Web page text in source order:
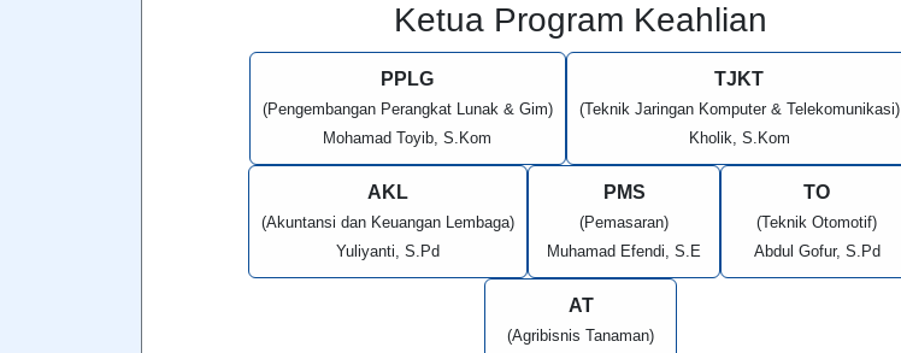
Ketua Program Keahlian
PPLG
(Pengembangan Perangkat Lunak & Gim)
Mohamad Toyib, S.Kom
TJKT
(Teknik Jaringan Komputer & Telekomunikasi)
Kholik, S.Kom
AKL
(Akuntansi dan Keuangan Lembaga)
Yuliyanti, S.Pd
PMS
(Pemasaran)
Muhamad Efendi, S.E
TO
(Teknik Otomotif)
Abdul Gofur, S.Pd
AT
(Agribisnis Tanaman)